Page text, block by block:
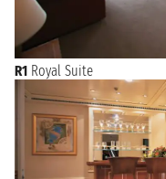
R1 Royal Suite